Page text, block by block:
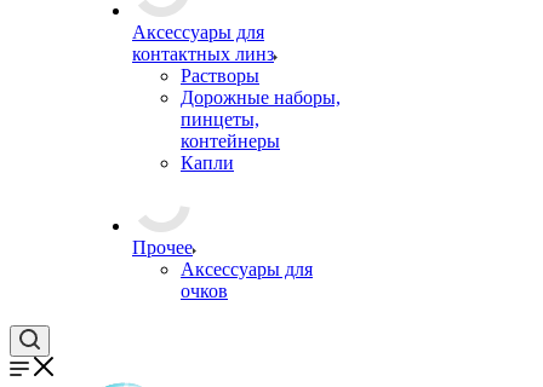
Аксессуары для
контактных линз
Растворы
Дорожные наборы,
пинцеты,
контейнеры
Капли
Прочее
Аксессуары для
очков